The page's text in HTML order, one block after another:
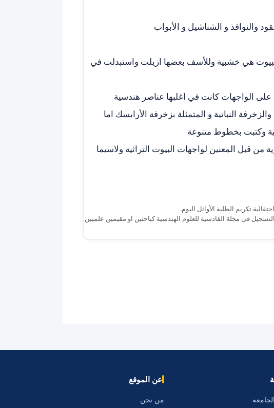
هي خشبية وللأسف بعضها ازيلت واستبدلت في
على الواجهات كانت في اغلبها عناصر هندسية
النباتية و المتمثلة بزخرفة الأرابسك اما
وكتبت بخطوط متنوعة
قبل المعنين لواجهات البيوت التراثية ولاسيما
تكريم الطلبة الأوائل اليوم.
في مجلة القادسية للعلوم الهندسية كباحثين او مقيمين علميين
عن الموقع
من نحن